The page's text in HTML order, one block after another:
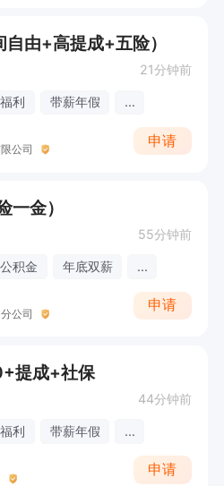
由+高提成+五险）
21分钟前
利 带薪年假 ...
公司
申请
金）
55分钟前
积金 年底双薪 ...
公司
申请
提成+社保
44分钟前
利 带薪年假 ...
申请